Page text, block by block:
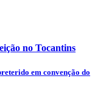
no Tocantins
em convenção do